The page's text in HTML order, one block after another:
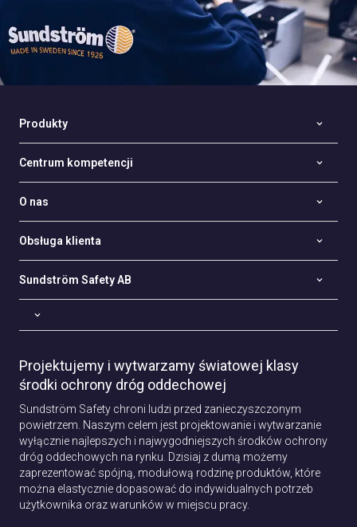
Produkty
Centrum kompetencji
O nas
Obsługa klienta
Sundström Safety AB
Projektujemy i wytwarzamy światowej klasy
środki ochrony dróg oddechowej
Sundström Safety chroni ludzi przed zanieczyszczonym
powietrzem. Naszym celem jest projektowanie i wytwarzanie
wyłącznie najlepszych i najwygodniejszych środków ochrony
dróg oddechowych na rynku. Dzisiaj z dumą możemy
zaprezentować spójną, modułową rodzinę produktów, które
można elastycznie dopasować do indywidualnych potrzeb
użytkownika oraz warunków w miejscu pracy.